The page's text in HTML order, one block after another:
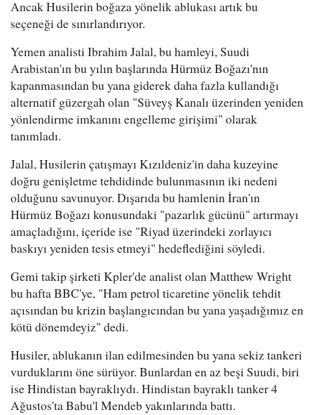
Ancak Husilerin boğaza yönelik ablukası artık bu
seçeneği de sınırlandırıyor.
Yemen analisti Ibrahim Jalal, bu hamleyi, Suudi
Arabistan'ın bu yılın başlarında Hürmüz Boğazı'nın
kapanmasından bu yana giderek daha fazla kullandığı
alternatif güzergah olan "Süveyş Kanalı üzerinden yeniden
yönlendirme imkanını engelleme girişimi" olarak
tanımladı.
Jalal, Husilerin çatışmayı Kızıldeniz'in daha kuzeyine
doğru genişletme tehdidinde bulunmasının iki nedeni
olduğunu savunuyor. Dışarıda bu hamlenin İran'ın
Hürmüz Boğazı konusundaki "pazarlık gücünü" artırmayı
amaçladığını, içeride ise "Riyad üzerindeki zorlayıcı
baskıyı yeniden tesis etmeyi" hedeflediğini söyledi.
Gemi takip şirketi Kpler'de analist olan Matthew Wright
bu hafta BBC'ye, "Ham petrol ticaretine yönelik tehdit
açısından bu krizin başlangıcından bu yana yaşadığımız en
kötü dönemdeyiz" dedi.
Husiler, ablukanın ilan edilmesinden bu yana sekiz tankeri
vurduklarını öne sürüyor. Bunlardan en az beşi Suudi, biri
ise Hindistan bayraklıydı. Hindistan bayraklı tanker 4
Ağustos'ta Babu'l Mendeb yakınlarında battı.